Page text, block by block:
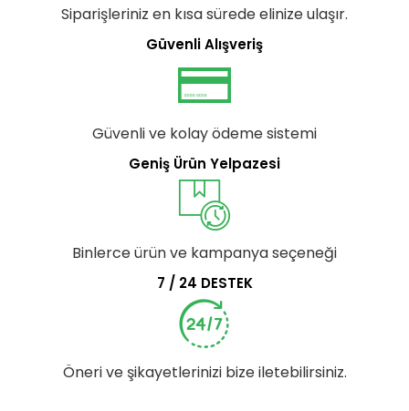
Siparişleriniz en kısa sürede elinize ulaşır.
Güvenli Alışveriş
Güvenli ve kolay ödeme sistemi
Geniş Ürün Yelpazesi
Binlerce ürün ve kampanya seçeneği
7 / 24 DESTEK
Öneri ve şikayetlerinizi bize iletebilirsiniz.